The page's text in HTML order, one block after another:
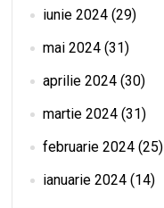
iunie 2024 (29)
mai 2024 (31)
aprilie 2024 (30)
martie 2024 (31)
februarie 2024 (25)
ianuarie 2024 (14)